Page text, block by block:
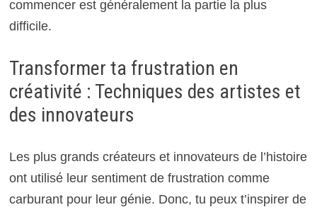
commencer est généralement la partie la plus
difficile.
Transformer ta frustration en
créativité : Techniques des artistes et
des innovateurs
Les plus grands créateurs et innovateurs de l’histoire
ont utilisé leur sentiment de frustration comme
carburant pour leur génie. Donc, tu peux t’inspirer de